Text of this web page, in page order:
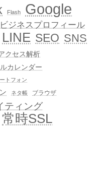
Flash Google
ジネスプロフィール
LINE SEO SNS
クセス解析
カレンダー
トフォン
ネタ帳 ブラウザ
ティング
常時SSL